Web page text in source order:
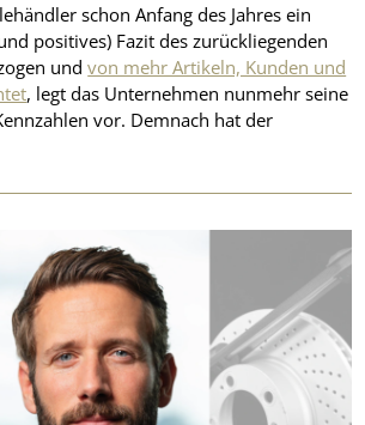
schon Anfang des Jahres ein
positives) Fazit des zurückliegenden
undvon mehr Artikeln, Kunden und
, legt das Unternehmen nunmehr seine
vor. Demnach hat der